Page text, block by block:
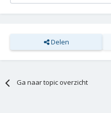
Delen
Ga naar topic overzicht